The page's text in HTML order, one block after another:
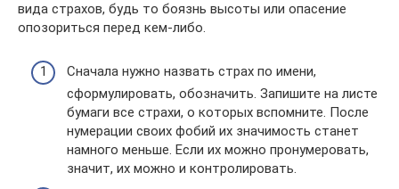
вида страхов, будь то боязнь высоты или опасение
опозориться перед кем-либо.
Сначала нужно назвать страх по имени,
сформулировать, обозначить. Запишите на листе
бумаги все страхи, о которых вспомните. После
нумерации своих фобий их значимость станет
намного меньше. Если их можно пронумеровать,
значит, их можно и контролировать.